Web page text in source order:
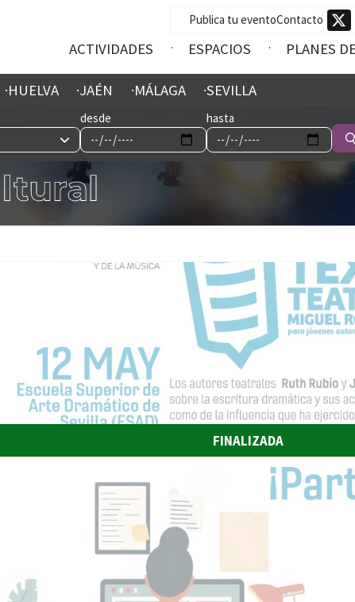
ACTIVIDADES ESPACIOS PLANES
Publica tu eventoContacto
HUELVA JAÉN MÁLAGA SEVILLA
desde
hasta
FINALIZADA